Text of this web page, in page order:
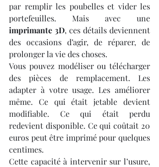
par remplir les poubelles et vider les
imprimante 3D, ces détails deviennent
des occasions d’agir, de réparer, de
prolonger la vie des choses.
Vous pouvez modéliser ou télécharger
des pièces de remplacement. Les
adapter à votre usage. Les améliorer
même. Ce qui était jetable devient
modifiable. Ce qui était perdu
redevient disponible. Ce qui coûtait 20
euros peut être imprimé pour quelques
centimes.
Cette capacité à intervenir sur l’usure,